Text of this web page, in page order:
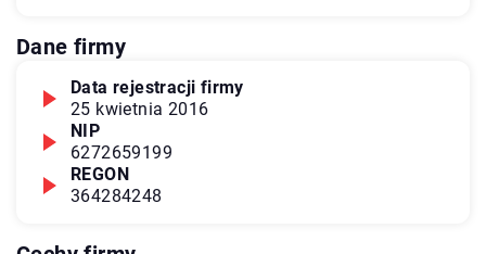
Dane firmy
Data rejestracji firmy
25 kwietnia 2016
NIP
6272659199
REGON
364284248